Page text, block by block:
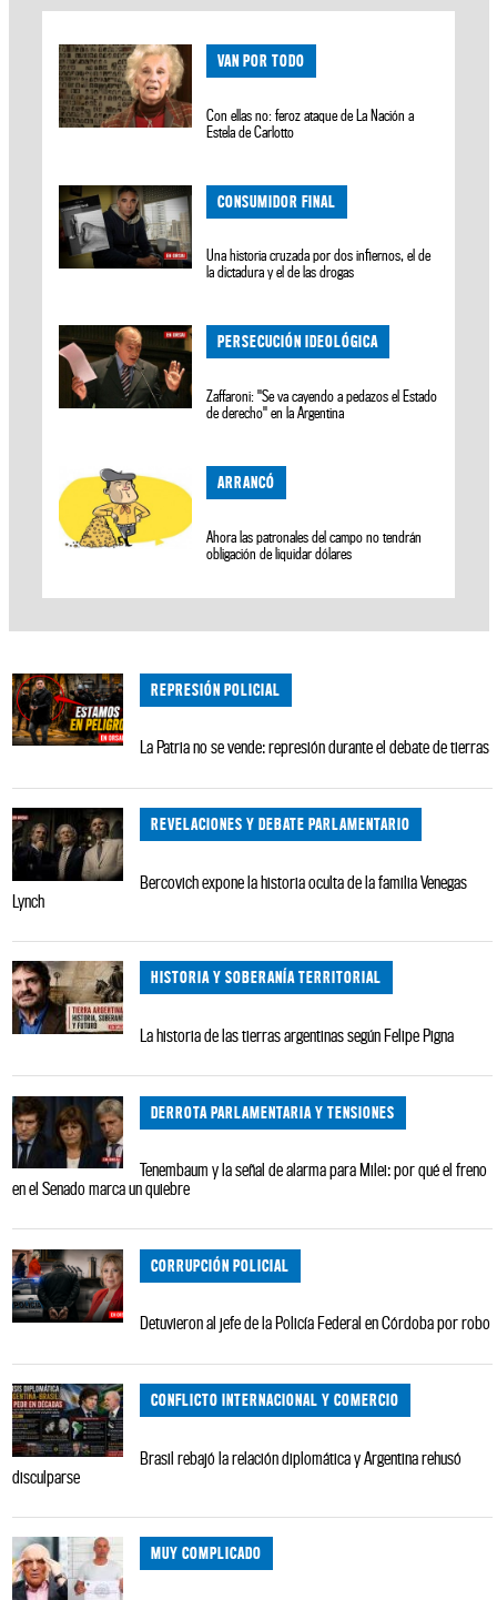
VAN POR TODO
Con ellas no: feroz ataque de La Nación a
Estela de Carlotto
CONSUMIDOR FINAL
Una historia cruzada por dos infiernos, el de
la dictadura y el de las drogas
PERSECUCIÓN IDEOLÓGICA
Zaffaroni: "Se va cayendo a pedazos el Estado
de derecho" en la Argentina
ARRANCÓ
Ahora las patronales del campo no tendrán
obligación de liquidar dólares
REPRESIÓN POLICIAL
La Patria no se vende: represión durante el debate de tierras
REVELACIONES Y DEBATE PARLAMENTARIO
Bercovich expone la historia oculta de la familia Venegas
Lynch
HISTORIA Y SOBERANÍA TERRITORIAL
La historia de las tierras argentinas según Felipe Pigna
DERROTA PARLAMENTARIA Y TENSIONES
Tenembaum y la señal de alarma para Milei: por qué el freno
en el Senado marca un quiebre
CORRUPCIÓN POLICIAL
Detuvieron al jefe de la Policía Federal en Córdoba por robo
CONFLICTO INTERNACIONAL Y COMERCIO
Brasil rebajó la relación diplomática y Argentina rehusó
disculparse
MUY COMPLICADO